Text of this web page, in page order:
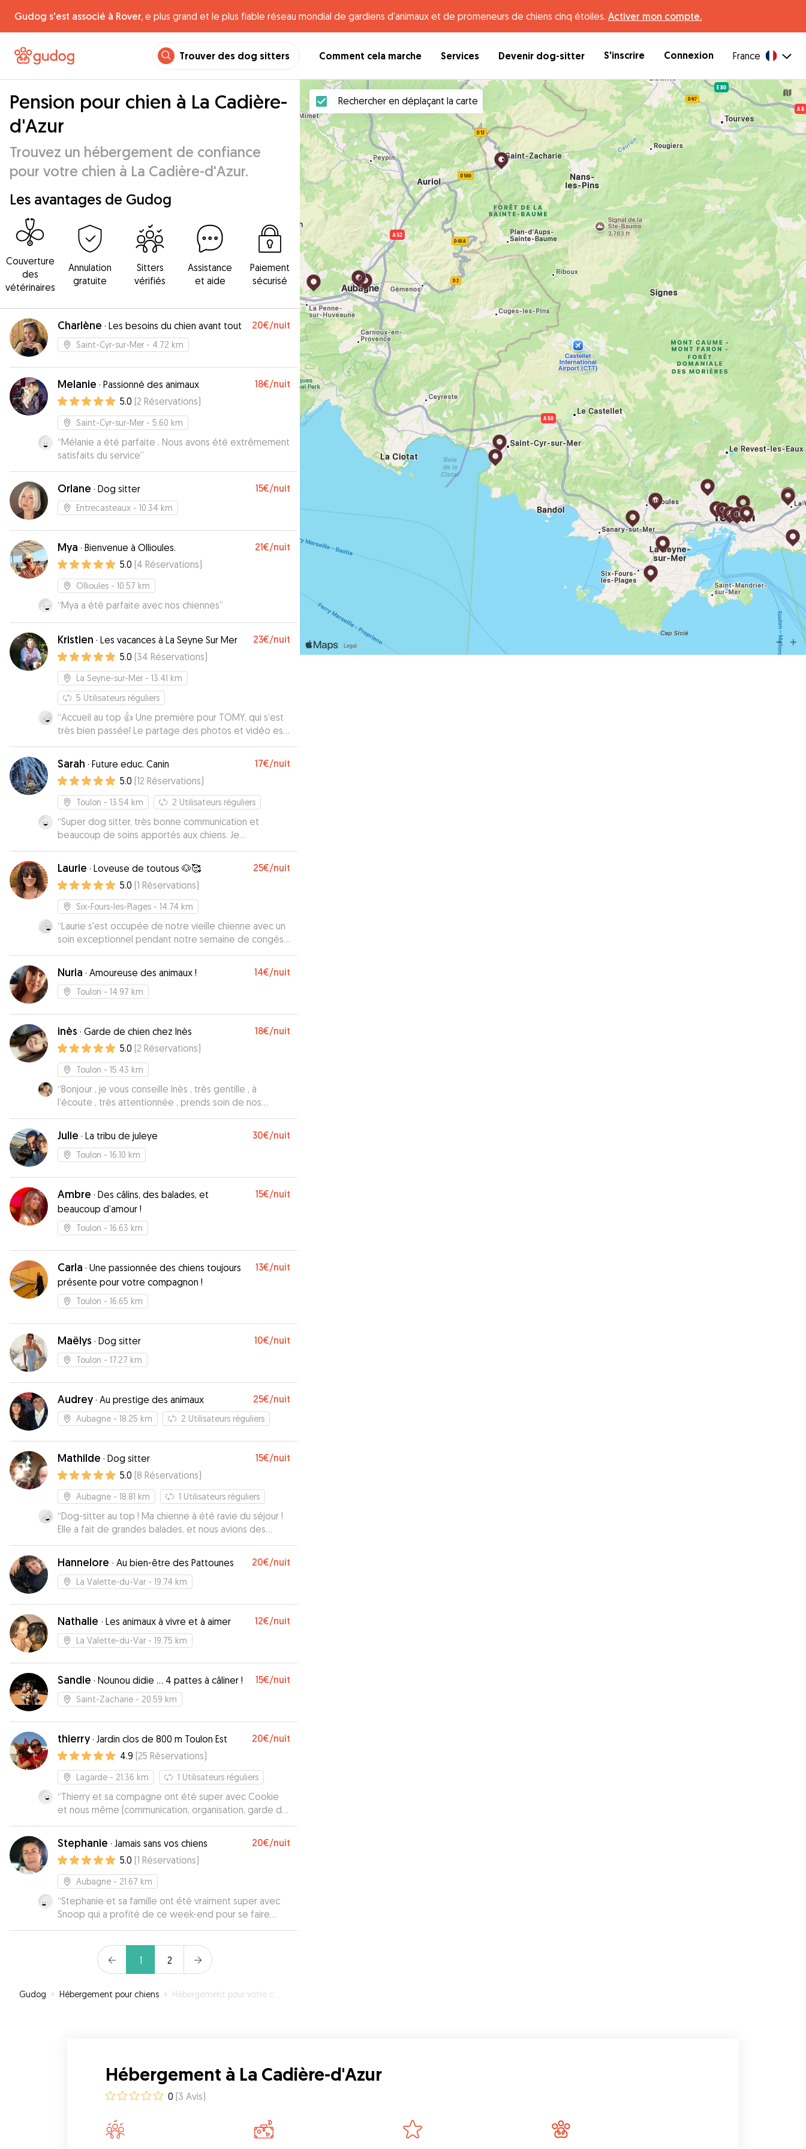
Gudog s'est associé à Rover, e plus grand et le plus fiable réseau mondial de gardiens d'animaux et de promeneurs de chiens cinq étoiles. Activer mon compte.
Trouver des dog sitters Comment cela marche Services Devenir dog-sitter S'inscrire Connexion France
Pension pour chien à La Cadière-
d'Azur
Trouvez un hébergement de confiance
pour votre chien à La Cadière-d'Azur.
Les avantages de Gudog
Couverture
des
vétérinaires
Annulation
gratuite
Sitters
vérifiés
Assistance
et aide
Paiement
sécurisé
Charlène · Les besoins du chien avant tout 20€/nuit
Saint-Cyr-sur-Mer - 4.72 km
Melanie · Passionné des animaux 18€/nuit
5.0 (2 Réservations)
Saint-Cyr-sur-Mer - 5.60 km
“Mélanie a été parfaite . Nous avons été extrêmement
satisfaits du service”
Orlane · Dog sitter 15€/nuit
Entrecasteaux - 10.34 km
Mya · Bienvenue à Ollioules. 21€/nuit
5.0 (4 Réservations)
Ollioules - 10.57 km
“Mya a été parfaite avec nos chiennes”
Kristien · Les vacances à La Seyne Sur Mer 23€/nuit
5.0 (34 Réservations)
La Seyne-sur-Mer - 13.41 km
5 Utilisateurs réguliers
“Accueil au top 👍 Une première pour TOMY, qui s’est
très bien passée! Le partage des photos et vidéo est
très appréciable! Je recommande …”
Sarah · Future educ. Canin 17€/nuit
5.0 (12 Réservations)
Toulon - 13.54 km 2 Utilisateurs réguliers
“Super dog sitter, très bonne communication et
beaucoup de soins apportés aux chiens. Je
recommande vivement !”
Laurie · Loveuse de toutous 🐶🥰 25€/nuit
5.0 (1 Réservations)
Six-Fours-les-Plages - 14.74 km
“Laurie s'est occupée de notre vieille chienne avec un
soin exceptionnel pendant notre semaine de congés.
Elle a même pris la précaution de ne pas accueillir
d'autres pensionnaires durant cette période, afin de
préserver la tranquillité des longues siestes d'Ixo. Le
jardin et l'environnement sont parfaits, avec de
et une clôture sécurisée. Les nuits se sont déroulées
au frais grâce à la climatisation, ce qui était
particulièrement apprécié en cette période estivale.
bien nourrie. Laurie nous a également tenu informés
chaque jour avec un petit compte-rendu par sms et
quelques photos. Nous ferons sans hésiter à nouveau
appel aux services de Laurie, que nous recommandons
Nuria · Amoureuse des animaux ! 14€/nuit
Toulon - 14.97 km
inès · Garde de chien chez Inès 18€/nuit
5.0 (2 Réservations)
Toulon - 15.43 km
“Bonjour , je vous conseille Inès , très gentille , à
l’écoute , très attentionnée , prends soin de nos
animaux adorés , nous envoie tous les jours des
photos/ vidéos et messages concernant notre animal
de leurs journée ect , au top !! Si je dois laisser mon
animal quelques jours je reviendrai vers Inès. Nous
Julie · La tribu de juleye 30€/nuit
Toulon - 16.10 km
Ambre · Des câlins, des balades, et
beaucoup d’amour !
15€/nuit
Toulon - 16.63 km
Carla · Une passionnée des chiens toujours
présente pour votre compagnon !
13€/nuit
Toulon - 16.65 km
Maëlys · Dog sitter 10€/nuit
Toulon - 17.27 km
Audrey· Au prestige des animaux 25€/nuit
Aubagne - 18.25 km 2 Utilisateurs réguliers
Mathilde · Dog sitter 15€/nuit
5.0 (8 Réservations)
Aubagne - 18.81 km 1 Utilisateurs réguliers
“Dog-sitter au top ! Ma chienne à été ravie du séjour !
Elle a fait de grandes balades, et nous avions des
nouvelles régulièrement. Je recommande vivement :)”
Hannelore · Au bien-être des Pattounes 20€/nuit
La Valette-du-Var - 19.74 km
Nathalie · Les animaux à vivre et à aimer 12€/nuit
La Valette-du-Var - 19.75 km
Sandie · Nounou didie ... 4 pattes à câliner ! 15€/nuit
Saint-Zacharie - 20.59 km
thierry· Jardin clos de 800 m Toulon Est 20€/nuit
4.9 (25 Réservations)
Lagarde - 21.36 km 1 Utilisateurs réguliers
“Thierry et sa compagne ont été super avec Cookie
et nous même (communication, organisation, garde de
Cookie avec un environnement idéal pour notre chien).
Merci ”
Stephanie · Jamais sans vos chiens 20€/nuit
5.0 (1 Réservations)
Aubagne - 21.67 km
“Stephanie et sa famille ont été vraiment super avec
Snoop qui a profité de ce week-end pour se faire
deux copines ! Merci beaucoup de l’avoir chéri comme
100%, vous pourrez laisser votre compagnon en toute
sérénité. Le petit plus, un message et des photos
1 2
Gudog » Hébergement pour chiens » Hébergement pour votre chien à La Cadière-d'Azur
Rechercher en déplaçant la carte
Hébergement à La Cadière-d'Azur
0 (3 Avis)